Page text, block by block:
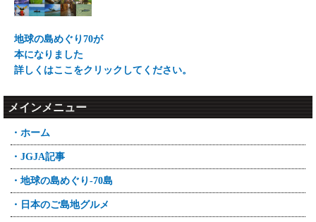
地球の島めぐり70が
本になりました
詳しくはここをクリックしてください。
メインメニュー
・ホーム
・JGJA記事
・地球の島めぐり-70島
・日本のご島地グルメ